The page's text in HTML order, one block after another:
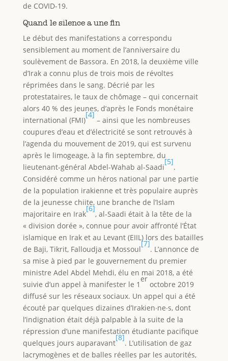
de COVID-19.
Quand le silence a une fin
Le début des manifestations a correspondu
sensiblement au moment de l’anniversaire du
soulèvement de Bassora. En 2018, la deuxième ville
d’Irak a connu plus de trois mois de révoltes
réprimées dans le sang. Décrié par les
protestataires, le taux de chômage – qui concernait
alors 40 % des jeunes, d’après le Fonds monétaire
international (FMI)
[4]
– ainsi que les nombreuses
coupures d’eau et d’électricité se sont retrouvés à
l’agenda du mouvement de 2019, qui est survenu
après le limogeage, à la fin septembre, du
lieutenant-général Abdel-Wahab al-Saadi
[5]
.
Considéré comme un héros national par une partie
de la population irakienne et très populaire auprès
de la jeunesse chiite, une branche de l’Islam
majoritaire en Irak
[6]
, al-Saadi était à la tête de la
« division dorée », connue pour avoir affronté l’État
islamique en Irak et au Levant (EIIL) lors des batailles
de Baji, Tikrit, Falloudja et Mossoul
[7]
. L’annonce de
sa mise à pied par le gouvernement du premier
ministre Adel Abdel Mehdi, élu en mai 2018, a été
suivie d’un appel à manifester le 1
er
octobre 2019
diffusé sur les réseaux sociaux. Un appel qui a été
écouté par quelques dizaines d’Irakien∙ne∙s, dont
l’indignation était déjà palpable à la suite de la
répression d’une manifestation étudiante pacifique
quelques jours auparavant
[8]
. L’utilisation de gaz
lacrymogènes et de balles réelles par les autorités,